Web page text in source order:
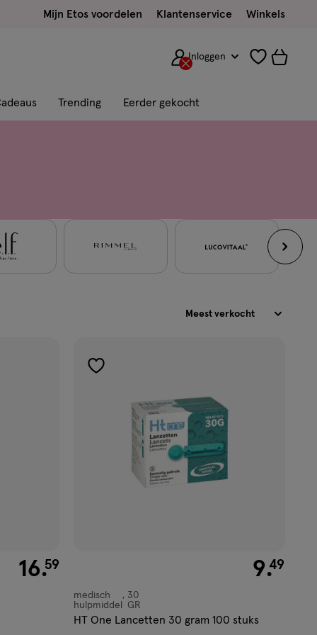
Mijn Etos voordelen Klantenservice Winkels
Inloggen
Trending Eerder gekocht
€ 16.59
16.59
toevoegen
verlanglijst
€ 9.49
9.49
medisch
hulpmiddel,
medisch
hulpmiddel
30
GR
HT One Lancetten 30 gram 100 stuks